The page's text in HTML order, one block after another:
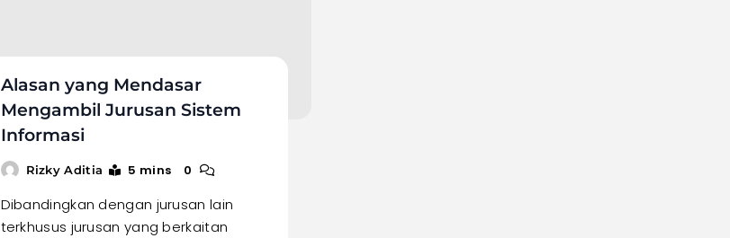
Alasan yang Mendasar
Mengambil Jurusan Sistem
Informasi
Rizky Aditia 5 mins 0
Dibandingkan dengan jurusan lain
terkhusus jurusan yang berkaitan